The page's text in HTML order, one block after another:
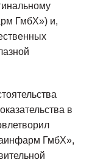
ГмбХ») и,
в
ГмбХ»,